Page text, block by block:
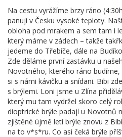
Na cestu vyrážíme brzy ráno
panují v Česku vysoké teploty.
obloha pod mrakem a sem tam i
který máme v zádech – takže
jedeme do Třebíče, dále na
Zde děláme první zastávku u
Novotného, kterého ráno
si s námi kávičku a snídani. Bibi
s brýlemi. Loni jsme u Zlína
který mu tam vydržel skoro celý
dioptrické brýle padají u Novotnů
zjištěné újmě letí brýle znovu z
na to v*s*ru. Co asi čeká brýle